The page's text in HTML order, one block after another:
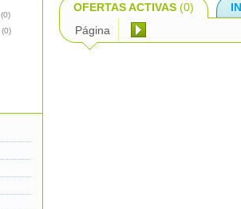
OFERTAS ACTIVAS (0)
Página
(0)
(0)